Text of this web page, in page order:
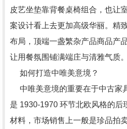
皮艺坐垫靠背餐桌椅组合，也让
案设计看上去更加高级华丽。精
布局，顶端一盏繁杂产品商品产
让用餐氛围铺满端庄与清雅气质。
如何打造中唯美意境？
中唯美意境的重要在于中古家
是 1930-1970 环节北欧风格的后
材料，市场销售上一般是珍品拍